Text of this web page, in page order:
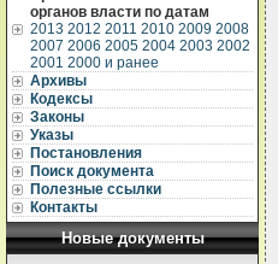
органов власти по датам
2013 2012 2011 2010 2009 2008
2007 2006 2005 2004 2003 2002
2001 2000 и ранее
Архивы
Кодексы
Законы
Указы
Постановления
Поиск документа
Полезные ссылки
Контакты
Новые документы